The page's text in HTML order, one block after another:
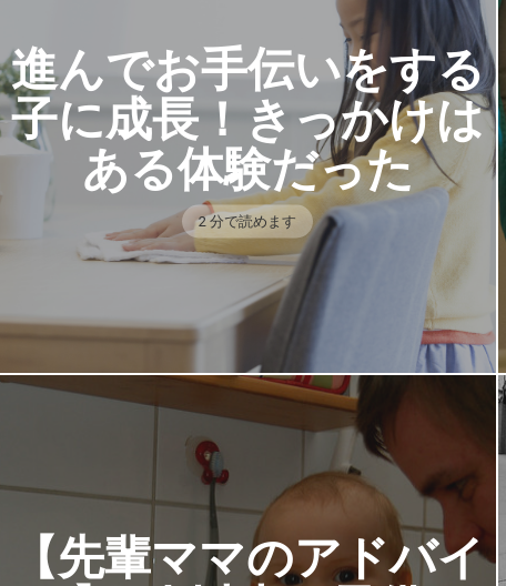
進んでお手伝いをする
子に成長！きっかけは
ある体験だった
2 分で読めます
【先輩ママのアドバイ